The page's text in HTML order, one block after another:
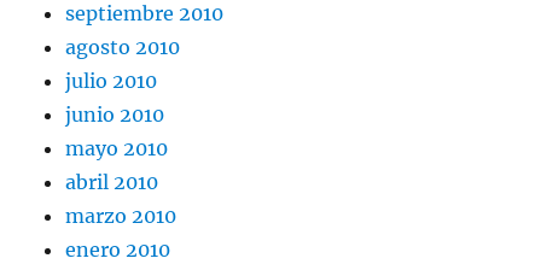
septiembre 2010
agosto 2010
julio 2010
junio 2010
mayo 2010
abril 2010
marzo 2010
enero 2010